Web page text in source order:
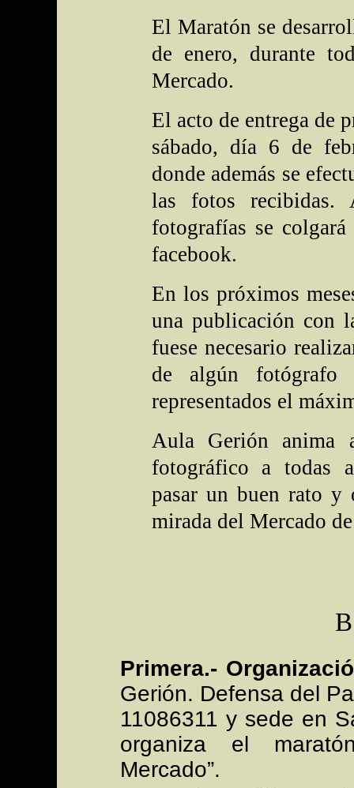
El Maratón se
de enero, durante
Mercado.
El acto de entrega de
sábado, día 6 de
donde además se
las fotos recibidas.
fotografías se
facebook.
En los próximos
una publicación con
fuese necesario
de algún fotógrafo
representados el
Aula Gerión anima
fotográfico a todas
pasar un buen rato y
mirada del Mercado
Primera.-
Gerión. Defensa del
11086311 y sede en
organiza el
Mercado”.